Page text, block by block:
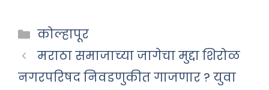
Categories
कोल्हापूर
मराठा समाजाच्या जागेचा मुद्दा शिरोळ
नगरपरिषद निवडणुकीत गाजणार ? युवा